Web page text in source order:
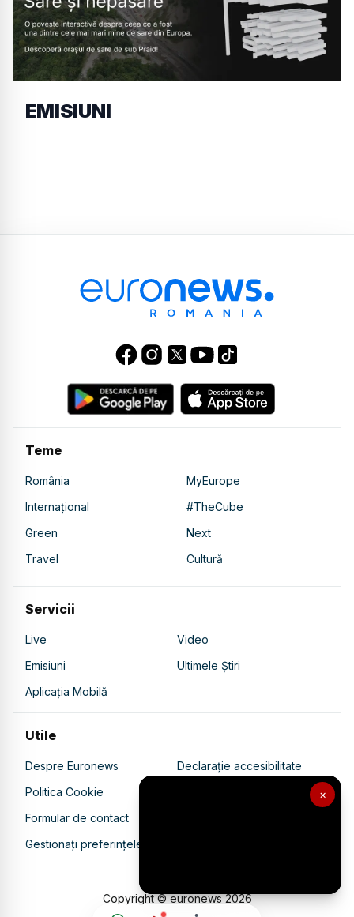
×
EMISIUNI
Teme
România
MyEurope
Internațional
#TheCube
Green
Next
Travel
Cultură
Servicii
Live
Video
Emisiuni
Ultimele Știri
Aplicația Mobilă
Utile
Despre Euronews
Declarație accesibilitate
Politica Cookie
Politica de confidențialitate
Formular de contact
Gestionați preferințele
Copyright © euronews2026